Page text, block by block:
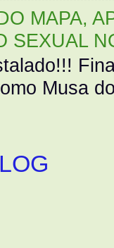
MAPA,
SEXUAL
Musa